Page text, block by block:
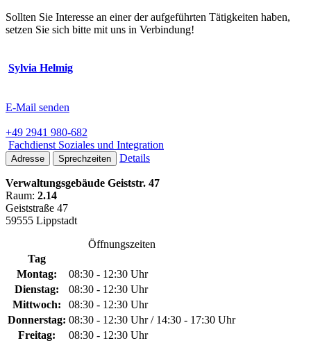
Sollten Sie Interesse an einer der aufgeführten Tätigkeiten haben,
setzen Sie sich bitte mit uns in Verbindung!
Sylvia Helmig
E-Mail senden
+49 2941 980-682
Fachdienst Soziales und Integration
Adresse Sprechzeiten Details
Verwaltungsgebäude Geiststr. 47
Raum: 2.14
Geiststraße 47
59555 Lippstadt
Öffnungszeiten
Tag
Montag:
08:30 - 12:30 Uhr
Dienstag:
08:30 - 12:30 Uhr
Mittwoch:
08:30 - 12:30 Uhr
Donnerstag: 08:30 - 12:30 Uhr / 14:30 - 17:30 Uhr
Freitag:
08:30 - 12:30 Uhr